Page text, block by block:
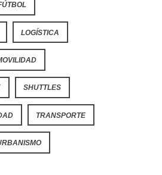
LOGÍSTICA
SHUTTLES
TRANSPORTE